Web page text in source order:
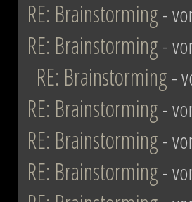
RE: Brainstorming-
RE: Brainstorming-
RE: Brainstorming-
RE: Brainstorming-
RE: Brainstorming-
RE: Brainstorming-